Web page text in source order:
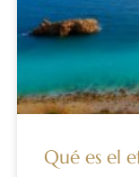
Qué es el